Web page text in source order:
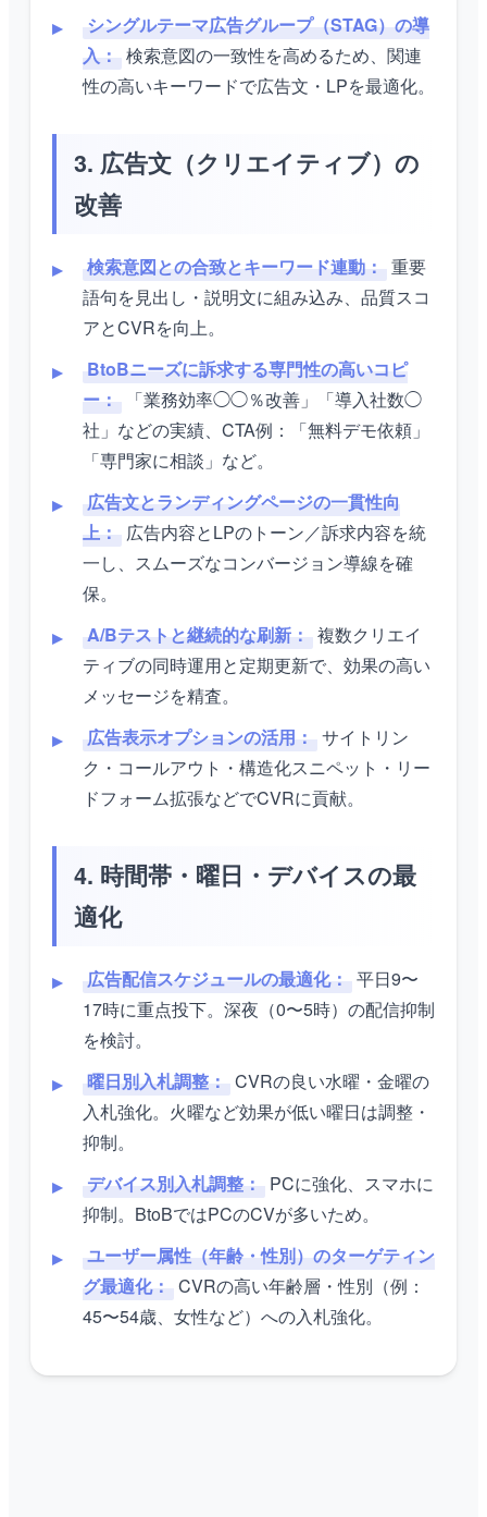
シングルテーマ広告グループ（STAG）の導
入：
検索意図の一致性を高めるため、関連
性の高いキーワードで広告文・LPを最適化。
3. 広告文（クリエイティブ）の
改善
検索意図との合致とキーワード連動：
重要
語句を見出し・説明文に組み込み、品質スコ
アとCVRを向上。
BtoBニーズに訴求する専門性の高いコピ
ー：
「業務効率◯◯％改善」「導入社数◯
社」などの実績、CTA例：「無料デモ依頼」
「専門家に相談」など。
広告文とランディングページの一貫性向
上：
広告内容とLPのトーン／訴求内容を統
一し、スムーズなコンバージョン導線を確
保。
A/Bテストと継続的な刷新：
複数クリエイ
ティブの同時運用と定期更新で、効果の高い
メッセージを精査。
広告表示オプションの活用：
サイトリン
ク・コールアウト・構造化スニペット・リー
ドフォーム拡張などでCVRに貢献。
4. 時間帯・曜日・デバイスの最
適化
広告配信スケジュールの最適化：
平日9〜
17時に重点投下。深夜（0〜5時）の配信抑制
を検討。
曜日別入札調整：
CVRの良い水曜・金曜の
入札強化。火曜など効果が低い曜日は調整・
抑制。
デバイス別入札調整：
PCに強化、スマホに
抑制。BtoBではPCのCVが多いため。
ユーザー属性（年齢・性別）のターゲティン
グ最適化：
CVRの高い年齢層・性別（例：
45〜54歳、女性など）への入札強化。